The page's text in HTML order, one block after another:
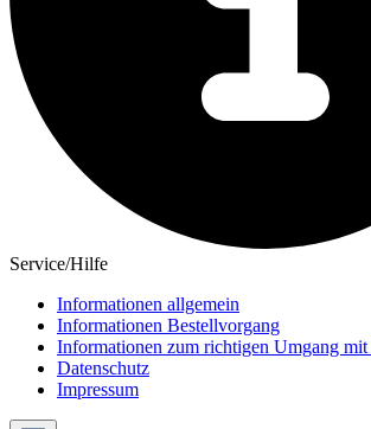
Service/Hilfe
Informationen allgemein
Informationen Bestellvorgang
Informationen zum richtigen Umgang mit
Datenschutz
Impressum